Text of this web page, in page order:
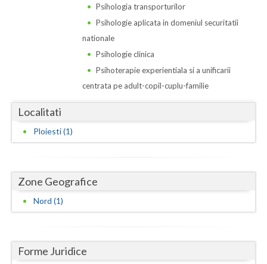
Gorj
Ialomita
Iasi
Maramures
Psihologia transporturilor
Psihologie aplicata in domeniul securitatii
nationale
Psihologie clinica
Psihoterapie experientiala si a unificarii
centrata pe adult-copil-cuplu-familie
Localitati
Ploiesti (1)
Zone Geografice
Nord (1)
Forme Juridice